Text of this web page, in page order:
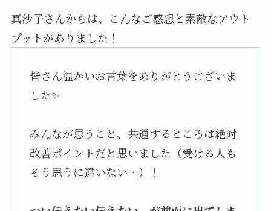
真沙子さんからは、こんなご感想と素敵なアウト
プットがありました！
皆さん温かいお言葉をありがとうございま
した✨
みんなが思うこと、共通するところは絶対
改善ポイントだと思いました（受ける人も
そう思うに違いない…）！